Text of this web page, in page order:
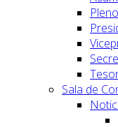
Pleno
Sala de